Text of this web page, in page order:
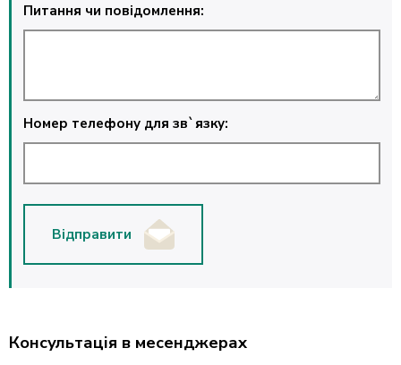
Питання чи повідомлення:
Номер телефону для зв`язку:
Відправити
Консультація в месенджерах